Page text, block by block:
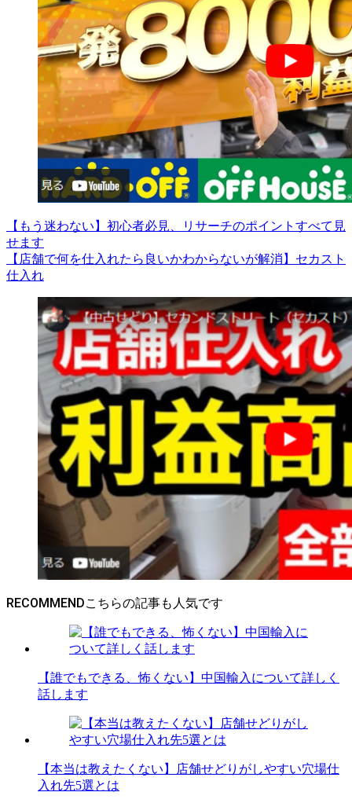
【もう迷わない】初心者必見、リサーチのポイントすべて見
せます
【店舗で何を仕入れたら良いかわからないが解消】セカスト
仕入れ
RECOMMEND
【誰でもできる、怖くない】中国輸入について詳しく
話します
【本当は教えたくない】店舗せどりがしやすい穴場仕
入れ先5選とは